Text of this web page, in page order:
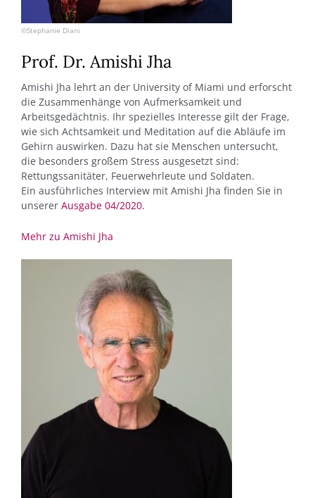
©Stephanie Diani
Prof. Dr. Amishi Jha
Amishi Jha lehrt an der University of Miami und erforscht
die Zusammenhänge von Aufmerksamkeit und
Arbeitsgedächtnis. Ihr spezielles Interesse gilt der Frage,
wie sich Achtsamkeit und Meditation auf die Abläufe im
Gehirn auswirken. Dazu hat sie Menschen untersucht,
die besonders großem Stress ausgesetzt sind:
Rettungssanitäter, Feuerwehrleute und Soldaten.
Ein ausführliches Interview mit Amishi Jha finden Sie in
unserer Ausgabe 04/2020.
Mehr zu Amishi Jha